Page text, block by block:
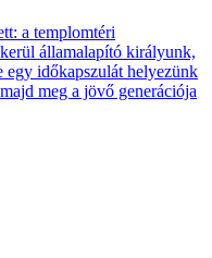
a templomtéri
államalapító királyunk,
egy időkapszulát helyezünk
meg a jövő generációja